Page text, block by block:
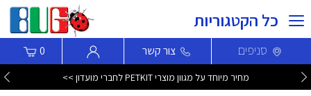
כל הקטגוריות
סניפים צור קשר 0
מחיר מיוחד על מגוון מוצרי PETKIT לחברי מועדון >>